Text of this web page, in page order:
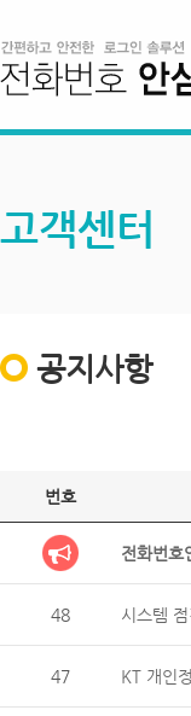
고객센터
공지사항
번호
전화번호
48 시스템
47 KT 개인